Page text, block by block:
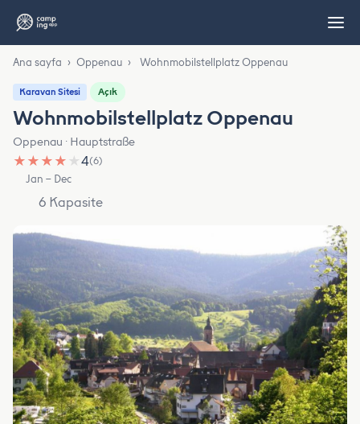
Ana sayfa › Oppenau › Wohnmobilstellplatz Oppenau
Karavan Sitesi Açık
Wohnmobilstellplatz Oppenau
Oppenau · Hauptstraße
★ ★ ★ ★ ★4(6)
Jan – Dec
6 Kapasite